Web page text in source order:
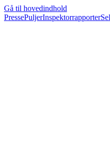
Gå til hovedindhold
PressePuljerInspektorrapporter